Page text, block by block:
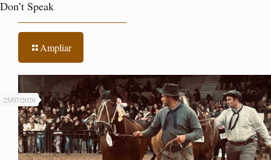
Don’t Speak
Ampliar
25/07/2026